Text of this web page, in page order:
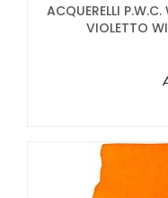
ACQUERELLI
VIOLETTO